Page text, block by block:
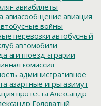
авиабилеты
авиасообщение авиация
войны
перевозки автобусный
автомобили
агитпоезд аграрии
комиссия
административное
азартные игры азимут
протеста Александр
Головатый